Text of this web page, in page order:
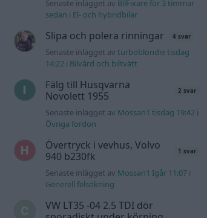
Senaste inlägget av BilFixare för 3 timmar
sedan i El- och hybridbilar
Slipa och polera rinningar 4 svar
Senaste inlägget av turboblondie tisdag
14:22i Bilvård och biltvätt
Fälg till Husqvarna
Novolett 1955
2 svar
Senaste inlägget av Mossan1 tisdag 19:42i
Övriga fordon
Övertryck i vevhus, Volvo
940 b230fk
1 svar
Senaste inlägget av Mossan1 Igår 11:07i
Generell felsökning
VW LT35 -04 2.5 TDI dör